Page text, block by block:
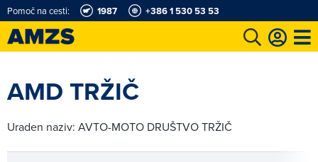
Pomoč na cesti: 1987 +386 1 530 53 53
AMD TRŽIČ
Uraden naziv: AVTO-MOTO DRUŠTVO TRŽIČ